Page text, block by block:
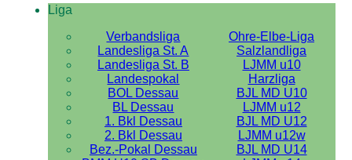
Liga
Verbandsliga
Ohre-Elbe-Liga
Landesliga St. A
Salzlandliga
Landesliga St. B
LJMM u10
Landespokal
Harzliga
BOL Dessau
BJL MD U10
BL Dessau
LJMM u12
1. Bkl Dessau
BJL MD U12
2. Bkl Dessau
LJMM u12w
Bez.-Pokal Dessau
BJL MD U14